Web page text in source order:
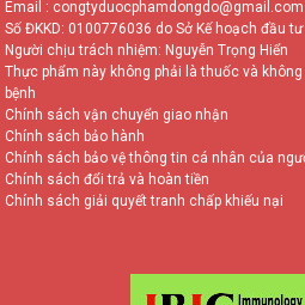
Email : congtyduocphamdongdo@gmail.com
Số ĐKKD: 0100776036 do Sở Kế hoạch đầu
Người chịu trách nhiệm: Nguyễn Trọng Hiển
Thực phẩm này không phải là thuốc và
bệnh
Chính sách vận chuyển giao nhận
Chính sách bảo hành
Chính sách bảo vệ thông tin cá nhân của
Chính sách đổi trả và hoàn tiền
Chính sách giải quyết tranh chấp khiếu nại